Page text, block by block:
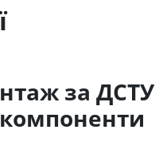
за ДСТУ
компоненти